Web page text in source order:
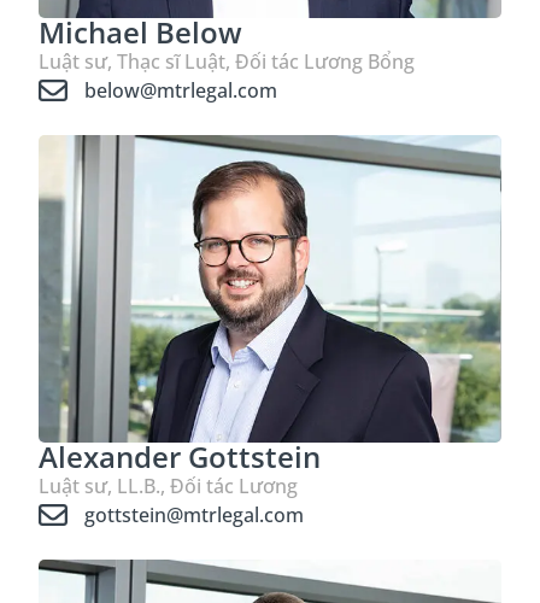
Michael Below
Luật sư, Thạc sĩ Luật, Đối tác Lương Bổng
below@mtrlegal.com
Alexander Gottstein
Luật sư, LL.B., Đối tác Lương
gottstein@mtrlegal.com